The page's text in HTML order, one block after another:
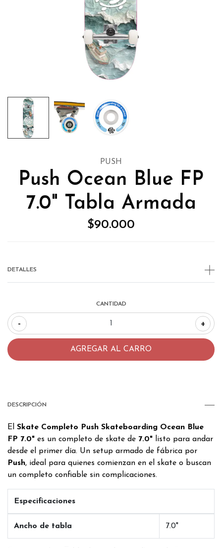
PUSH
Push Ocean Blue FP
7.0" Tabla Armada
$90.000
DETALLES
CANTIDAD
- +
DESCRIPCIÓN
El Skate Completo Push Skateboarding Ocean Blue
FP 7.0" es un completo de skate de 7.0" listo para andar
desde el primer día. Un setup armado de fábrica por
Push, ideal para quienes comienzan en el skate o buscan
un completo confiable sin complicaciones.
Especificaciones
Ancho de tabla 7.0"